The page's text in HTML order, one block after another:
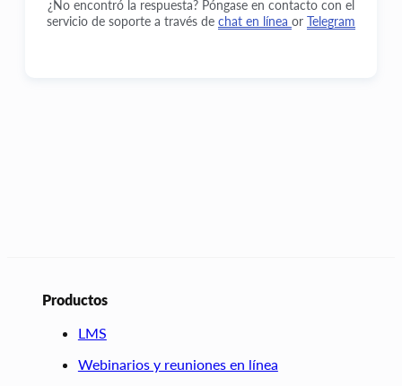
¿No encontró la respuesta? Póngase en contacto con el
servicio de soporte a través de chat en línea or Telegram
Productos
LMS
Webinarios y reuniones en línea